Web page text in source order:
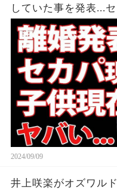
していた事を発表...
隠せない...『しばゆ
した現在がヤバい...
2024/09/09
井上咲楽がオズワル